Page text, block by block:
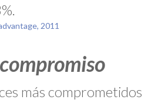
2011
más comprometidos